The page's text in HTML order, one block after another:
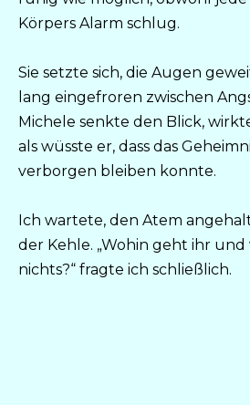
Körpers Alarm schlug.
Sie setzte sich, die Augen
lang eingefroren zwischen
Michele senkte den Blick,
als wüsste er, dass das
verborgen bleiben konnte.
Ich wartete, den Atem
der Kehle. „Wohin geht ihr
nichts?“ fragte ich schließlich.